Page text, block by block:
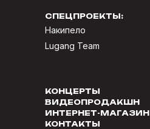
КОНЦЕРТЫ
ВИДЕОПРОДАКШН
ИНТЕРНЕТ-МАГАЗИН
КОНТАКТЫ
СПЕЦПРОЕКТЫ:
Накипело
Lugang Team